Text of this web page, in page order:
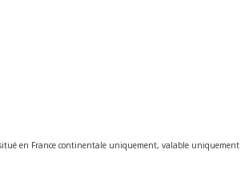
en France continentale uniquement, valable